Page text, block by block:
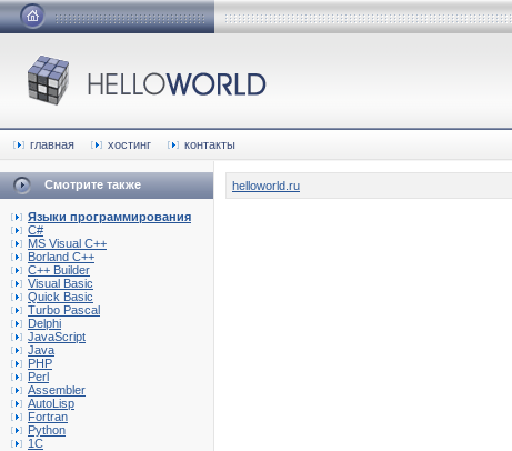
главная хостинг контакты
Смотрите также
Языки программирования
C#
MS Visual C++
Borland C++
C++ Builder
Visual Basic
Quick Basic
Turbo Pascal
Delphi
JavaScript
Java
PHP
Perl
Assembler
AutoLisp
Fortran
Python
1C
helloworld.ru